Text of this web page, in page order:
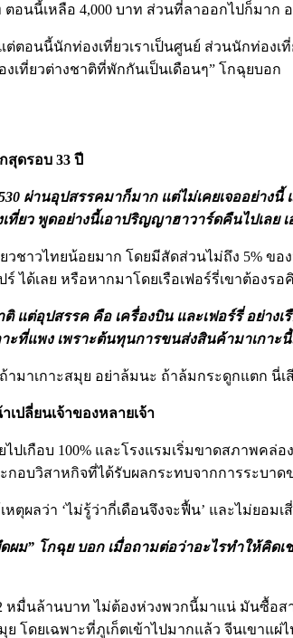
อนนี้เหลือ 4,000 บาท ส่วนที่ลาออกไปก็มาก
ต่ตอนนี้นักท่องเที่ยวเราเป็นศูนย์ ส่วนนักท่อ
เที่ยวต่างชาติที่พักกันเป็นเดือนๆ” โกฉุยบอก
สุดรอบ 33 ปี
ผ่านอุปสรรคมาก็มาก แต่ไม่เคยเจออย่า
ยว พูดอย่างนี้เอาปริญญาฮาวาร์ดคืนไปเลย เ
วชาวไทยน้อยมาก โดยมีสัดส่วนไม่ถึง 5%
ร์ ได้เลย หรือหากมาโดยเรือเฟอร์รี่เขาต้อง
แต่อุปสรรค คือ เครื่องบิน และเฟอร์รี่ อย่า
ะที่แพง เพราะต้นทุนการขนส่งสินค้ามาเกาะ
มาเกาะสมุย อย่าล้มนะ ถ้าล้มกระดูกแตก นี่
ปลี่ยนเจ้าของหลายเจ้า
ไปเกือบ 100% และโรงแรมเริ่มขาดสภาพ
อบวิสาหกิจที่ได้รับผลกระทบจากการระบาด
ผลว่า ‘ไม่รู้ว่ากี่เดือนจึงจะฟื้น’ และไม่ยอมเ
ผม” โกฉุย บอก เมื่อถามต่อว่าอะไรทำให้คิ
หมื่นล้านบาท ไม่ต้องห่วงพวกนี้มาแน่ มันซื้
โดยเฉพาะที่ภูเก็ตเข้าไปมากแล้ว จีนเขาแผ่ไ